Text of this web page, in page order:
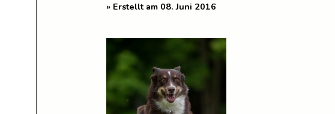
» Erstellt am 08. Juni 2016